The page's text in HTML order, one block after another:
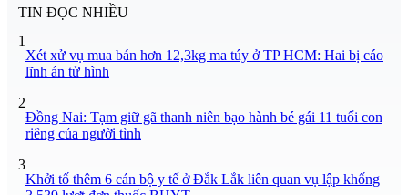
TIN ĐỌC NHIỀU
1
Xét xử vụ mua bán hơn 12,3kg ma túy ở TP HCM: Hai bị cáo
lĩnh án tử hình
2
Đồng Nai: Tạm giữ gã thanh niên bạo hành bé gái 11 tuổi con
riêng của người tình
3
Khởi tố thêm 6 cán bộ y tế ở Đắk Lắk liên quan vụ lập khống